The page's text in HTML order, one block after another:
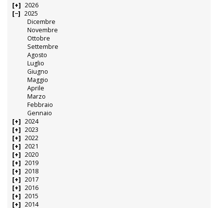
2026
2025
Dicembre
Novembre
Ottobre
Settembre
Agosto
Luglio
Giugno
Maggio
Aprile
Marzo
Febbraio
Gennaio
2024
2023
2022
2021
2020
2019
2018
2017
2016
2015
2014